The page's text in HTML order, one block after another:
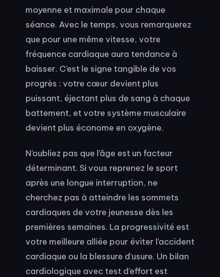
moyenne et maximale pour chaque
séance. Avec le temps, vous remarquerez
que pour une même vitesse, votre
fréquence cardiaque aura tendance à
baisser. C’est le signe tangible de vos
progrès : votre cœur devient plus
puissant, éjectant plus de sang à chaque
battement, et votre système musculaire
devient plus économe en oxygène.
N’oubliez pas que l’âge est un facteur
déterminant. Si vous reprenez le sport
après une longue interruption, ne
cherchez pas à atteindre les sommets
cardiaques de votre jeunesse dès les
premières semaines. La progressivité est
votre meilleure alliée pour éviter l’accident
cardiaque ou la blessure d’usure. Un bilan
cardiologique avec test d’effort est